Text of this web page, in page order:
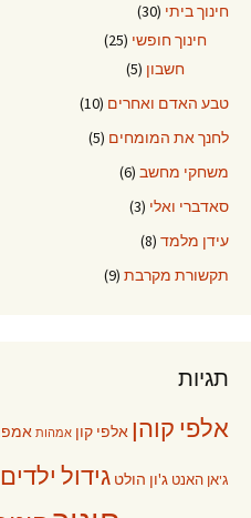
חינוך ביתי (30)
חינוך חופשי (25)
חשבון (5)
טבע האדם ואחרים (10)
לחנך את המומחים (5)
משחקי מחשב (6)
סאדברי ואלי (3)
עידן מלמד (8)
תקשורת מקרבת (9)
תגיות
אלפי קוהן אלפי קון אמהות
ג'אן האנט ג'ון הולט גידול ילדים